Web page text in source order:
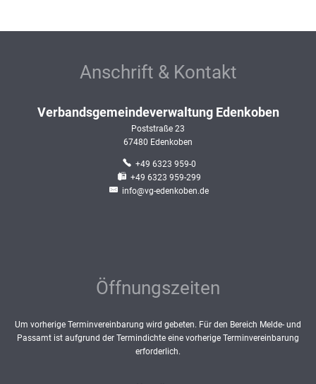
Anschrift & Kontakt
Verbandsgemeindeverwaltung Edenkoben
Poststraße 23
67480 Edenkoben
+49 6323 959-0
+49 6323 959-299
info@vg-edenkoben.de
Öffnungszeiten
Um vorherige Terminvereinbarung wird gebeten. Für den Bereich Melde- und
Passamt ist aufgrund der Termindichte eine vorherige Terminvereinbarung
erforderlich.